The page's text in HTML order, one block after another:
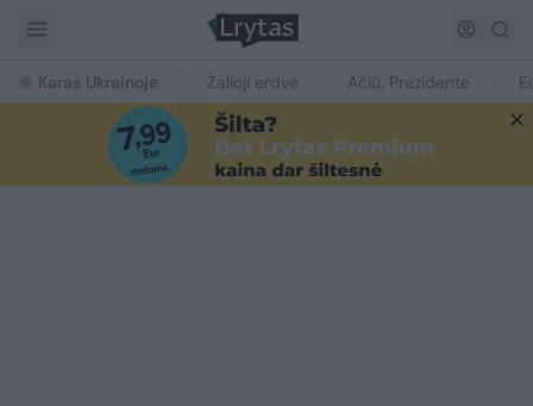
Karas Ukrainoje Žalioji erdvė Ačiū, Prezidente